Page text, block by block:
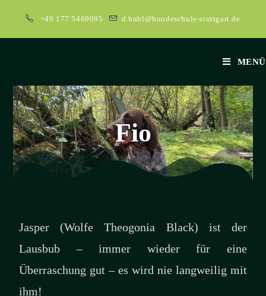
+49 177 5469095 d.hubl@hundeschule-stuttgart.de
MENÜ
Fio
Jasper (Wolfe Theogonia Black) ist der
Lausbub – immer wieder für eine
Überraschung gut – es wird nie langweilig mit
ihm!